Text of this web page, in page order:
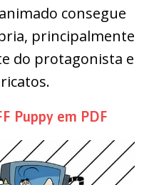
consegue
principalmente
do protagonista e
Puppy em PDF